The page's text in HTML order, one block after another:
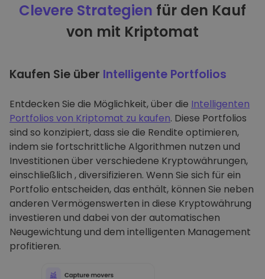
Clevere Strategien für den Kauf
von mit Kriptomat
Kaufen Sie über Intelligente Portfolios
Entdecken Sie die Möglichkeit, über die Intelligenten
Portfolios von Kriptomat zu kaufen. Diese Portfolios
sind so konzipiert, dass sie die Rendite optimieren,
indem sie fortschrittliche Algorithmen nutzen und
Investitionen über verschiedene Kryptowährungen,
einschließlich , diversifizieren. Wenn Sie sich für ein
Portfolio entscheiden, das enthält, können Sie neben
anderen Vermögenswerten in diese Kryptowährung
investieren und dabei von der automatischen
Neugewichtung und dem intelligenten Management
profitieren.